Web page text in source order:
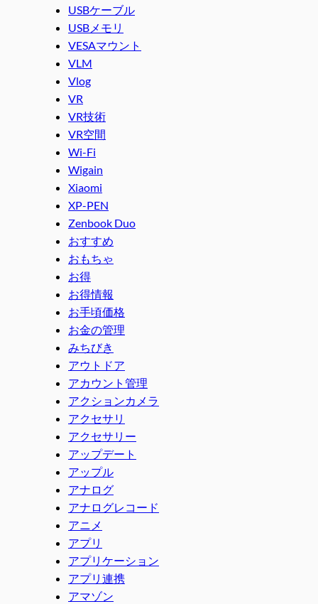
USBケーブル
USBメモリ
VESAマウント
VLM
Vlog
VR
VR技術
VR空間
Wi-Fi
Wigain
Xiaomi
XP-PEN
Zenbook Duo
おすすめ
おもちゃ
お得
お得情報
お手頃価格
お金の管理
みちびき
アウトドア
アカウント管理
アクションカメラ
アクセサリ
アクセサリー
アップデート
アップル
アナログ
アナログレコード
アニメ
アプリ
アプリケーション
アプリ連携
アマゾン